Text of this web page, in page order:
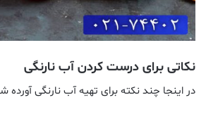
نکاتی برای درست کردن آب نارنگی
در اینجا چند نکته برای تهیه آب نارنگی